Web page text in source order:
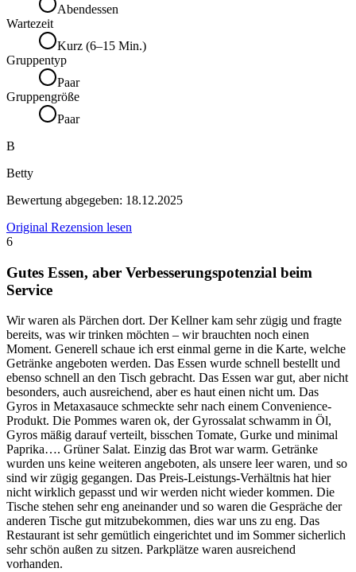
Abendessen
Wartezeit
Kurz (6–15 Min.)
Gruppentyp
Paar
Gruppengröße
Paar
B
Betty
Bewertung abgegeben: 18.12.2025
Original Rezension lesen
6
Gutes Essen, aber Verbesserungspotenzial beim
Service
Wir waren als Pärchen dort. Der Kellner kam sehr zügig und fragte
bereits, was wir trinken möchten – wir brauchten noch einen
Moment. Generell schaue ich erst einmal gerne in die Karte, welche
Getränke angeboten werden. Das Essen wurde schnell bestellt und
ebenso schnell an den Tisch gebracht. Das Essen war gut, aber nicht
besonders, auch ausreichend, aber es haut einen nicht um. Das
Gyros in Metaxasauce schmeckte sehr nach einem Convenience-
Produkt. Die Pommes waren ok, der Gyrossalat schwamm in Öl,
Gyros mäßig darauf verteilt, bisschen Tomate, Gurke und minimal
Paprika…. Grüner Salat. Einzig das Brot war warm. Getränke
wurden uns keine weiteren angeboten, als unsere leer waren, und so
sind wir zügig gegangen. Das Preis-Leistungs-Verhältnis hat hier
nicht wirklich gepasst und wir werden nicht wieder kommen. Die
Tische stehen sehr eng aneinander und so waren die Gespräche der
anderen Tische gut mitzubekommen, dies war uns zu eng. Das
Restaurant ist sehr gemütlich eingerichtet und im Sommer sicherlich
sehr schön außen zu sitzen. Parkplätze waren ausreichend
vorhanden.